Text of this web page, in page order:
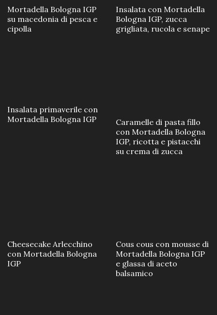
Mortadella Bologna IGP
su macedonia di pesca e
cipolla
Insalata con Mortadella
Bologna IGP, zucca
grigliata, rucola e senape
Insalata primaverile con
Mortadella Bologna IGP
Caramelle di pasta fillo
con Mortadella Bologna
IGP, ricotta e pistacchi
su crema di zucca
Cheesecake Arlecchino
con Mortadella Bologna
IGP
Cous cous con mousse di
Mortadella Bologna IGP
e glassa di aceto
balsamico